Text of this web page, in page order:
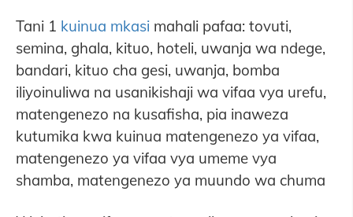
Tani 1 kuinua mkasimahali pafaa: tovuti,
semina, ghala, kituo, hoteli, uwanja wa ndege,
bandari, kituo cha gesi, uwanja, bomba
iliyoinuliwa na usanikishaji wa vifaa vya urefu,
matengenezo na kusafisha, pia inaweza
kutumika kwa kuinua matengenezo ya vifaa,
matengenezo ya vifaa vya umeme vya
shamba, matengenezo ya muundo wa chuma